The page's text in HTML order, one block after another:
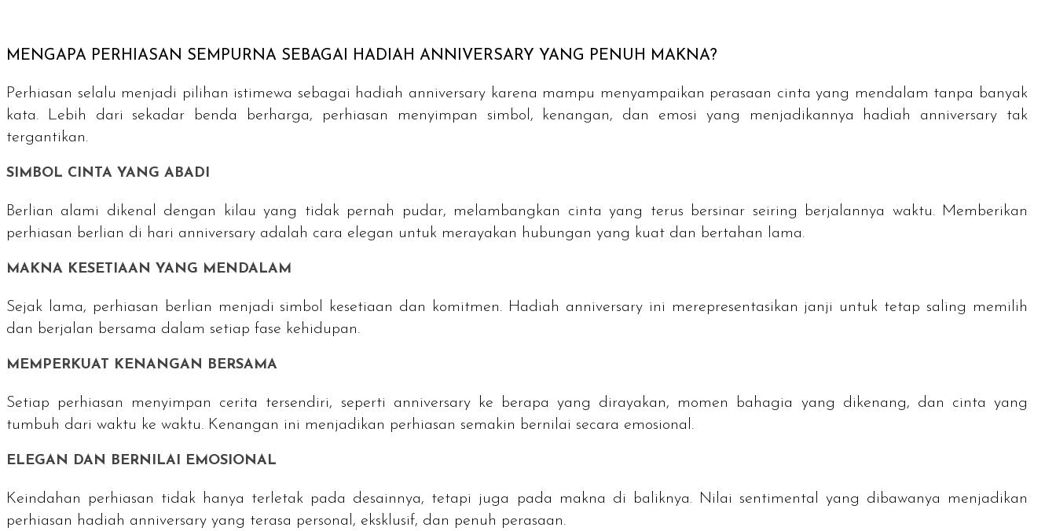
MENGAPA PERHIASAN SEMPURNA SEBAGAI HADIAH ANNIVERSARY YANG PENUH MAKNA?
Perhiasan selalu menjadi pilihan istimewa sebagai hadiah anniversary karena mampu menyampaikan perasaan cinta yang mendalam tanpa banyak
kata. Lebih dari sekadar benda berharga, perhiasan menyimpan simbol, kenangan, dan emosi yang menjadikannya hadiah anniversary tak
tergantikan.
SIMBOL CINTA YANG ABADI
Berlian alami dikenal dengan kilau yang tidak pernah pudar, melambangkan cinta yang terus bersinar seiring berjalannya waktu. Memberikan
perhiasan berlian di hari anniversary adalah cara elegan untuk merayakan hubungan yang kuat dan bertahan lama.
MAKNA KESETIAAN YANG MENDALAM
Sejak lama, perhiasan berlian menjadi simbol kesetiaan dan komitmen. Hadiah anniversary ini merepresentasikan janji untuk tetap saling memilih
dan berjalan bersama dalam setiap fase kehidupan.
MEMPERKUAT KENANGAN BERSAMA
Setiap perhiasan menyimpan cerita tersendiri, seperti anniversary ke berapa yang dirayakan, momen bahagia yang dikenang, dan cinta yang
tumbuh dari waktu ke waktu. Kenangan ini menjadikan perhiasan semakin bernilai secara emosional.
ELEGAN DAN BERNILAI EMOSIONAL
Keindahan perhiasan tidak hanya terletak pada desainnya, tetapi juga pada makna di baliknya. Nilai sentimental yang dibawanya menjadikan
perhiasan hadiah anniversary yang terasa personal, eksklusif, dan penuh perasaan.